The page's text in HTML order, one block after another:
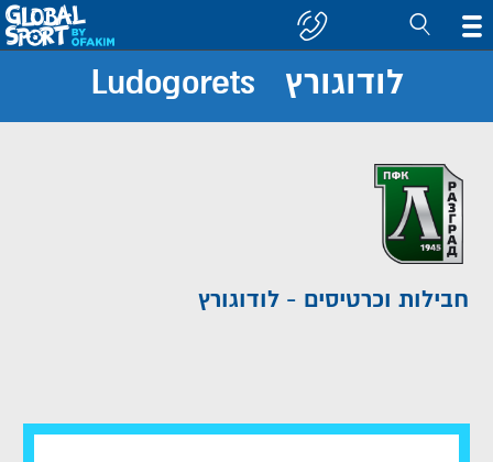
קבוצה/יעד
לודוגורץ Ludogorets
חבילות וכרטיסים - לודוגורץ